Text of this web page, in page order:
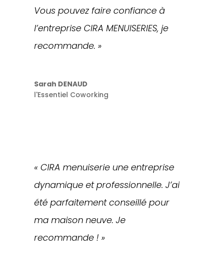
Vous pouvez faire confiance à
l’entreprise CIRA MENUISERIES, je
recommande. »
Sarah DENAUD
l'Essentiel Coworking
« CIRA menuiserie une entreprise
dynamique et professionnelle. J’ai
été parfaitement conseillé pour
ma maison neuve. Je
recommande ! »